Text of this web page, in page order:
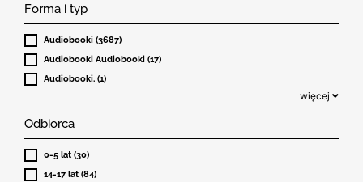
Forma i typ
Audiobooki (3687)
Audiobooki Audiobooki (17)
Audiobooki. (1)
więcej
Odbiorca
0-5 lat (30)
14-17 lat (84)